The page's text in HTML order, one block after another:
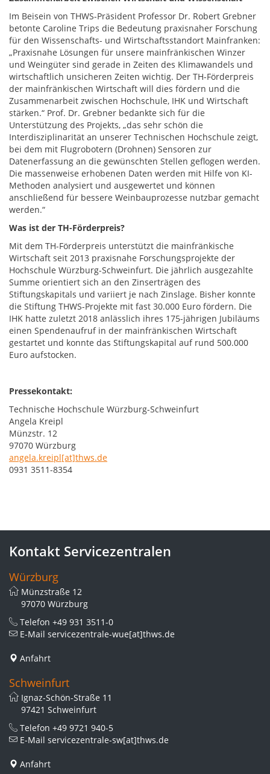
Im Beisein von THWS-Präsident Professor Dr. Robert Grebner
betonte Caroline Trips die Bedeutung praxisnaher Forschung
für den Wissenschafts- und Wirtschaftsstandort Mainfranken:
„Praxisnahe Lösungen für unsere mainfränkischen Winzer
und Weingüter sind gerade in Zeiten des Klimawandels und
wirtschaftlich unsicheren Zeiten wichtig. Der TH-Förderpreis
der mainfränkischen Wirtschaft will dies fördern und die
Zusammenarbeit zwischen Hochschule, IHK und Wirtschaft
stärken.“ Prof. Dr. Grebner bedankte sich für die
Unterstützung des Projekts, „das sehr schön die
Interdisziplinarität an unserer Technischen Hochschule zeigt,
bei dem mit Flugrobotern (Drohnen) Sensoren zur
Datenerfassung an die gewünschten Stellen geflogen werden.
Die massenweise erhobenen Daten werden mit Hilfe von KI-
Methoden analysiert und ausgewertet und können
anschließend für bessere Weinbauprozesse nutzbar gemacht
werden.“
Was ist der TH-Förderpreis?
Mit dem TH-Förderpreis unterstützt die mainfränkische
Wirtschaft seit 2013 praxisnahe Forschungsprojekte der
Hochschule Würzburg-Schweinfurt. Die jährlich ausgezahlte
Summe orientiert sich an den Zinserträgen des
Stiftungskapitals und variiert je nach Zinslage. Bisher konnte
die Stiftung THWS-Projekte mit fast 30.000 Euro fördern. Die
IHK hatte zuletzt 2018 anlässlich ihres 175-jährigen Jubiläums
einen Spendenaufruf in der mainfränkischen Wirtschaft
gestartet und konnte das Stiftungskapital auf rund 500.000
Euro aufstocken.
Pressekontakt:
Technische Hochschule Würzburg-Schweinfurt
Angela Kreipl
Münzstr. 12
97070 Würzburg
angela.kreipl[at]thws.de
0931 3511-8354
Kontakt Servicezentralen
Würzburg
Münzstraße 12
97070 Würzburg
Telefon +49 931 3511-0
E-Mail servicezentrale-wue[at]thws.de
Anfahrt
Schweinfurt
Ignaz-Schön-Straße 11
97421 Schweinfurt
Telefon +49 9721 940-5
E-Mail servicezentrale-sw[at]thws.de
Anfahrt